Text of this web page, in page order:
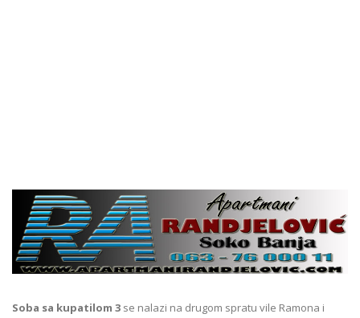
Soba sa kupatilom 3 se nalazi na drugom spratu vile Ramona i